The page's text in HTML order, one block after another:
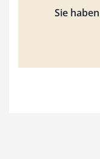
Sie